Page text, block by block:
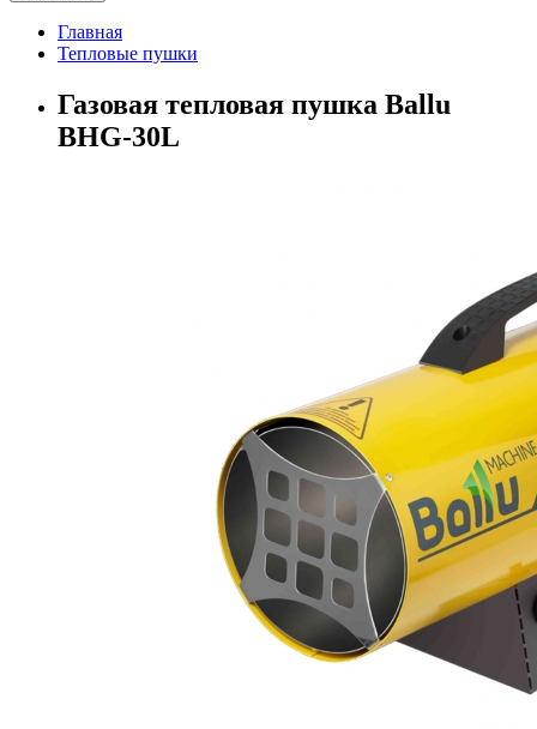
Главная
Тепловые пушки
Газовая тепловая пушка Ballu
BHG-30L